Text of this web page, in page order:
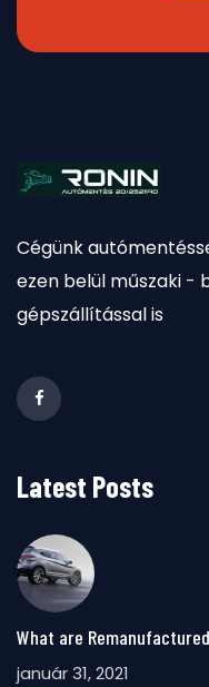
Cégünk
ezen belül műszaki -
gépszállítással is
Latest Posts
What are
január 31, 2021